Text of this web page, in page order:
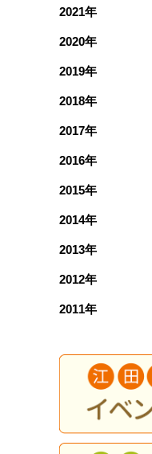
2021年
2020年
2019年
2018年
2017年
2016年
2015年
2014年
2013年
2012年
2011年